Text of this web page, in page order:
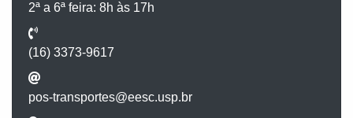
2ª a 6ª feira: 8h às 17h
(16) 3373-9617
pos-transportes@eesc.usp.br